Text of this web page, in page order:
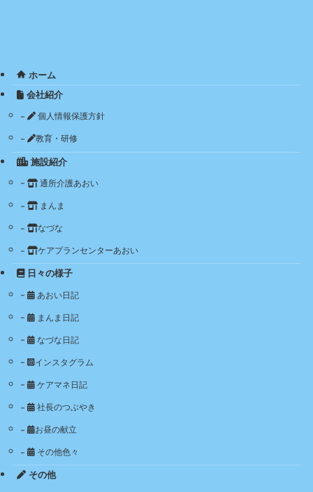
ホーム
会社紹介
個人情報保護方針
教育・研修
施設紹介
通所介護あおい
まんま
なづな
ケアプランセンターあおい
日々の様子
あおい日記
まんま日記
なづな日記
インスタグラム
ケアマネ日記
社長のつぶやき
お昼の献立
その他色々
その他